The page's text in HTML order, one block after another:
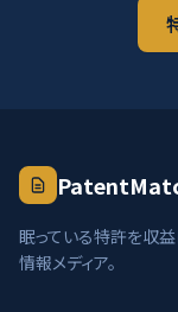
眠っている特許を収
情報メディア。